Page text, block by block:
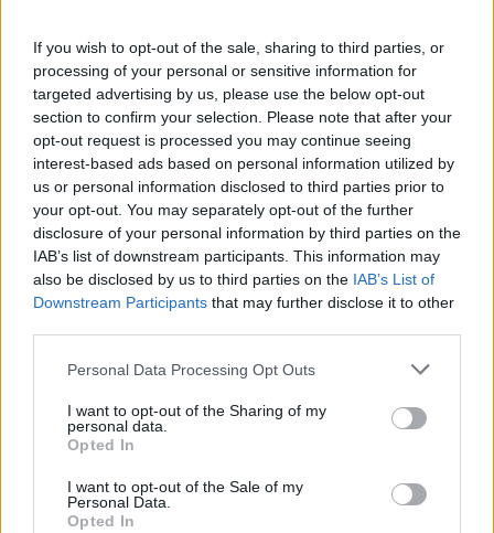
If you wish to opt-out of the sale, sharing to third parties, or
processing of your personal or sensitive information for
targeted advertising by us, please use the below opt-out
section to confirm your selection. Please note that after your
opt-out request is processed you may continue seeing
interest-based ads based on personal information utilized by
us or personal information disclosed to third parties prior to
your opt-out. You may separately opt-out of the further
disclosure of your personal information by third parties on the
IAB’s list of downstream participants. This information may
also be disclosed by us to third parties on the IAB’s List of
Downstream Participants that may further disclose it to other
Personal Data Processing Opt Outs
I want to opt-out of the Sharing of my
personal data.
Opted In
I want to opt-out of the Sale of my
Personal Data.
Opted In
Argentina:15 Juan Cruz Mallía, 14 Matias
Moroni, 13 Lucio Cinti, 12 Santiago
Chocobares, 11 Mateo Carreras, 10 Santiago
Carreras, 9 Gonzalo Bertranou, 8 Joaquin
Oviedo, 7 Juan Martin Gonzalez, 6 Pablo
Matera, 5 Pedro Rubiolo, 4 Marcos Kremer, 3
Lucio Sordoni, 2 Julian Montoya (c), 1 Thomas
Gallo
Panchina:16 Ignacio Ruiz, 17 Mayco Vivas, 18
Lavanini, 21 Lautaro Bazan Velez, 22 Thomas
Albornoz, 23 Bautista Delguy
Eden Park, Auckland
Arbitro:Andrea Piardi (Italy)
Assistenti:Angus Gardner (Australia), Nic